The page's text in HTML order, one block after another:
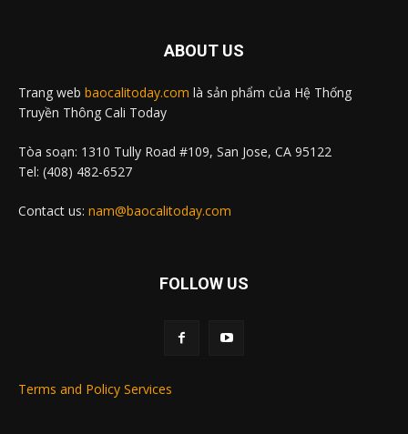
ABOUT US
Trang web baocalitoday.com là sản phẩm của Hệ Thống
Truyền Thông Cali Today
Tòa soạn: 1310 Tully Road #109, San Jose, CA 95122
Tel: (408) 482-6527
Contact us: nam@baocalitoday.com
FOLLOW US
Terms and Policy Services